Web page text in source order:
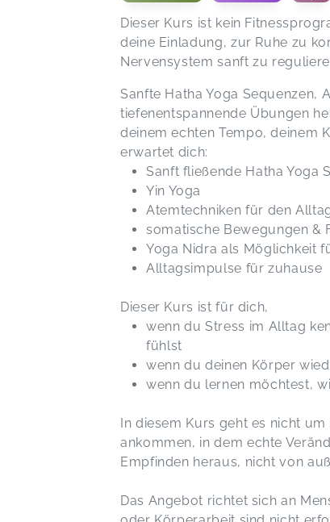
Dieser Kurs ist kein
deine Einladung, zur Ruhe zu
Nervensystem sanft zu
Sanfte Hatha Yoga
tiefenentspannende Übungen
deinem echten Tempo, deinem
erwartet dich:
Sanft fließende Hatha Yoga
Yin Yoga
Atemtechniken für den
somatische Bewegungen &
Yoga Nidra als Möglichkeit
Alltagsimpulse für zuhause
Dieser Kurs ist für dich,
wenn du Stress im Alltag
fühlst
wenn du deinen Körper
wenn du lernen möchtest,
In diesem Kurs geht es nicht
ankommen, in dem echte
Empfinden heraus, nicht von
Das Angebot richtet sich an